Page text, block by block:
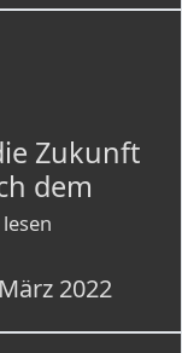
Zukunft
dem
lesen
2022